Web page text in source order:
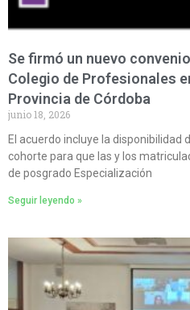
Se firmó un nuevo
Colegio de Profesionales
Provincia de Córdoba
junio 18, 2026
El acuerdo incluye la disponibilidad
cohorte para que las y los
de posgrado Especialización
Seguir leyendo »